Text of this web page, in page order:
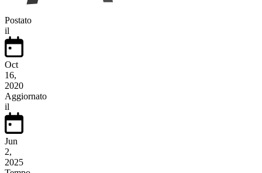
Postato
il
Oct
16,
2020
Aggiornato
il
Jun
2,
2025